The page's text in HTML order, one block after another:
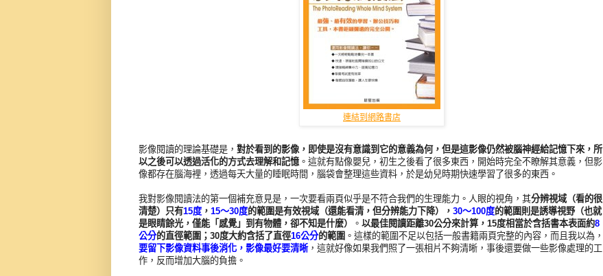
連結到網路書店
影像閱讀的理論基礎是， 對於看到的影像，即使是沒有意識到它的意義為何，但是這影像仍然被腦神經給記憶下來，所
以之後可以透過活化的方式去理解和記憶 。這就有點像嬰兒，初生之後看了很多東西，開始時完全不瞭解其意義，但影
像都存在腦海裡，透過每天大量的睡眠時間，腦袋會整理這些資料，於是幼兒時期快速學習了很多的東西。
我對影像閱讀法的第一個補充意見是，一次要看兩頁似乎是不符合我們的生理能力。人眼的視角，其分辨視域（看的很
清楚）只有15度 ， 15～30度的範圍是有效視域（還能看清，但分辨能力下降）， 30～100度的範圍則是誘導視野（也就
是眼睛餘光，僅能「感覺」到有物體，卻不知是什麼）
。 以最佳閱讀距離30公分來計算，15度相當於含括書本表面約8
公分的直徑範圍；30度大約含括了直徑16公分的範圍 。這樣的範圍不足以包括一般書籍兩頁完整的內容，而且我以為，
要留下影像資料事後消化，影像最好要清晰，這就好像如果我們照了一張相片不夠清晰，事後還要做一些影像處理的工
作，反而增加大腦的負擔。